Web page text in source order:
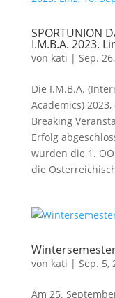
SPORTUNION
I.M.B.A. 2023.
von kati | Sep.
Die I.M.B.A.
Academics)
Breaking
Erfolg
wurden die 1.
die
von kati | Sep. 5,
Am 25.